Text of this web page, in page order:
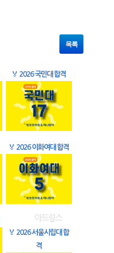
목록
🏅 2026 국민대 합격
🏅 2026 이화여대 합격
🏅 2026 서울시립대 합
격